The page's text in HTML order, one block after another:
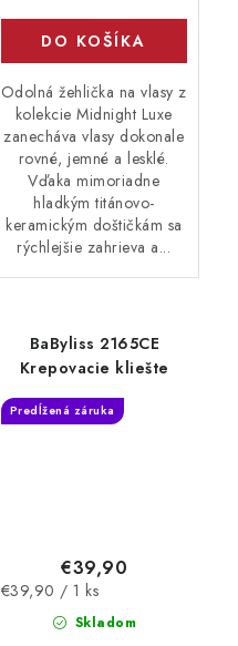
DO KOŠÍKA
Odolná žehlička na vlasy z
kolekcie Midnight Luxe
zanecháva vlasy dokonale
rovné, jemné a lesklé.
Vďaka mimoriadne
hladkým titánovo-
keramickým doštičkám sa
rýchlejšie zahrieva a...
BaByliss 2165CE
Krepovacie kliešte
Predĺžená záruka
Skladom
€39,90
Jednotková
€39,90 / 1 ks